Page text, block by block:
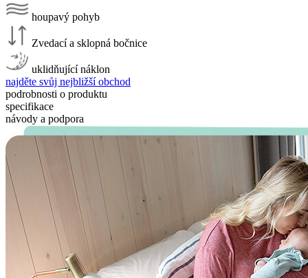
houpavý pohyb
Zvedací a sklopná bočnice
uklidňující náklon
najděte svůj nejbližší obchod
podrobnosti o produktu
specifikace
návody a podpora